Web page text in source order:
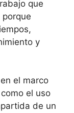
que
y
el marco
el uso
de un